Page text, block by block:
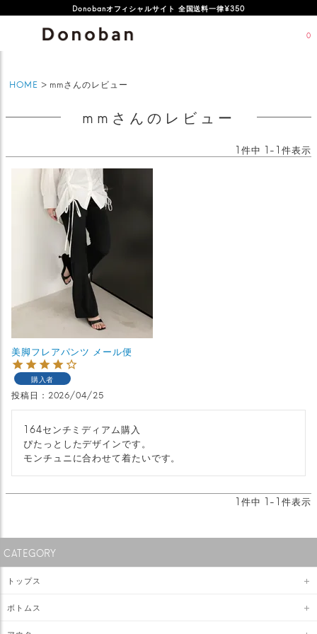
Donobanオフィシャルサイト 全国送料一律¥350
0
HOME mmさんのレビュー
mmさんのレビュー
1 件中 1 - 1件表示
美脚フレアパンツ メール便
購入者
投稿日 2026/04/25
164センチミディアム購入
ぴたっとしたデザインです。
モンチュニに合わせて着たいです。
1 件中 1 - 1件表示
CATEGORY
トップス
ボトムス